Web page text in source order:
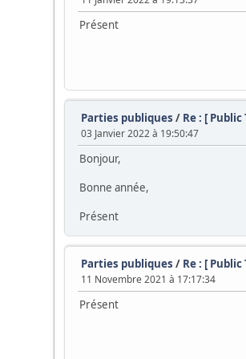
Présent
Parties publiques / Re : [
03 Janvier 2022 à 19:50:47
Bonjour,
Bonne année,
Présent
Parties publiques / Re : [ Public
11 Novembre 2021 à 17:17:34
Présent